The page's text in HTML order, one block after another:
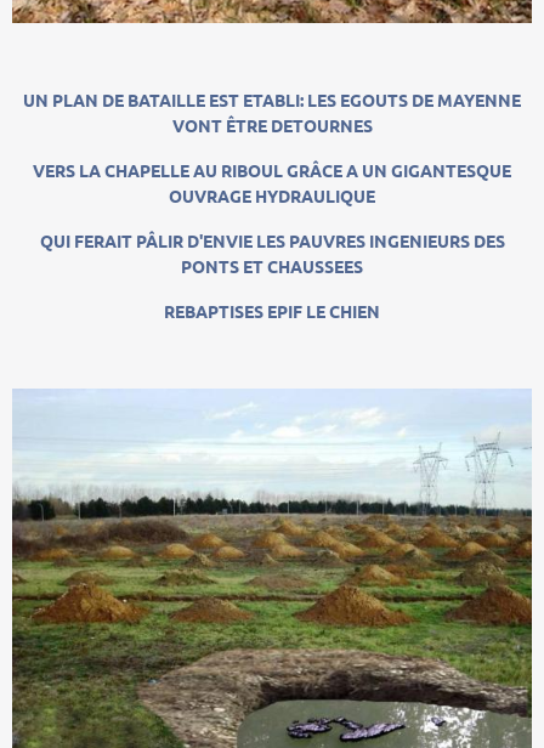
UN PLAN DE BATAILLE EST ETABLI: LES EGOUTS DE MAYENNE
VONT ÊTRE DETOURNES
VERS LA CHAPELLE AU RIBOUL GRÂCE A UN GIGANTESQUE
OUVRAGE HYDRAULIQUE
QUI FERAIT PÂLIR D'ENVIE LES PAUVRES INGENIEURS DES
PONTS ET CHAUSSEES
REBAPTISES EPIF LE CHIEN